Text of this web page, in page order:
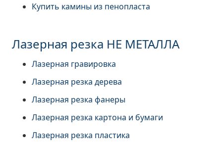
Купить камины из пенопласта
Лазерная резка НЕ МЕТАЛЛА
Лазерная гравировка
Лазерная резка дерева
Лазерная резка фанеры
Лазерная резка картона и бумаги
Лазерная резка пластика